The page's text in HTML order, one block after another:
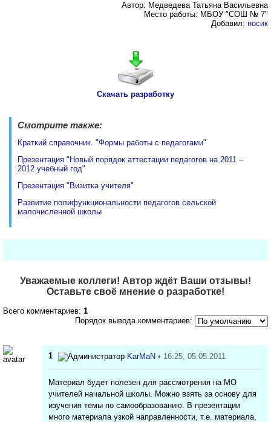
Автор: Медведева Татьяна Васильевна
Место работы: МБОУ "СОШ № 7"
Добавил: носик
Скачать разработку
Смотрите также:
Краткий справочник. "Формы работы с педагогами"
Презентация "Новый порядок аттестации педагогов на 2011 –
2012 учебный год"
Презентация "Визитка учителя"
Развитие полифункциональности педагогов сельской
малочисленной школы
Уважаемые коллеги! Автор ждёт Ваши отзывы!
Оставьте своё мнение о разработке!
Всего комментариев: 1
Порядок вывода комментариев:
1 KarMaN • 16:25, 05.05.2011
Материал будет полезен для рассмотрения на МО
учителей начальной школы. Можно взять за основу для
изучения темы по самообразованию. В презентации
много материала узкой направленности, т.е. материала,